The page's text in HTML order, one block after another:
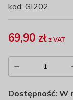
kod: GI202
69,90 złz VAT
Dostępność: W